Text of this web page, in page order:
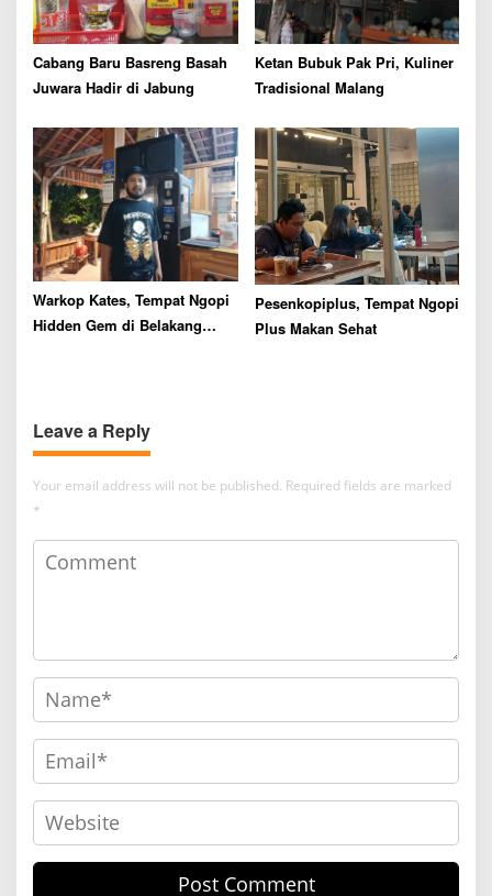
Cabang Baru Basreng Basah
Juwara Hadir di Jabung
Ketan Bubuk Pak Pri, Kuliner
Tradisional Malang
Warkop Kates, Tempat Ngopi
Hidden Gem di Belakang
Pesenkopiplus, Tempat Ngopi
Plus Makan Sehat
Leave a Reply
Your email address will not be published. Required fields are marked
*